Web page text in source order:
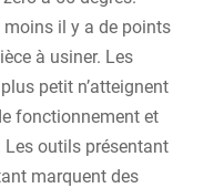
moins il y a de points
à usiner. Les
petit n’atteignent
fonctionnement et
Les outils présentant
marquent des